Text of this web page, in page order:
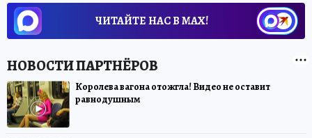
ЧИТАЙТЕ НАС В МАХ!
Королева вагона отожгла! Видео не оставит
равнодушным